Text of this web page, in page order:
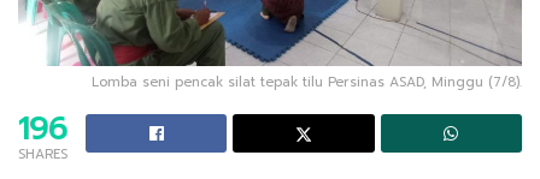
Lomba seni pencak silat tepak tilu Persinas ASAD, Minggu (7/8).
196
SHARES